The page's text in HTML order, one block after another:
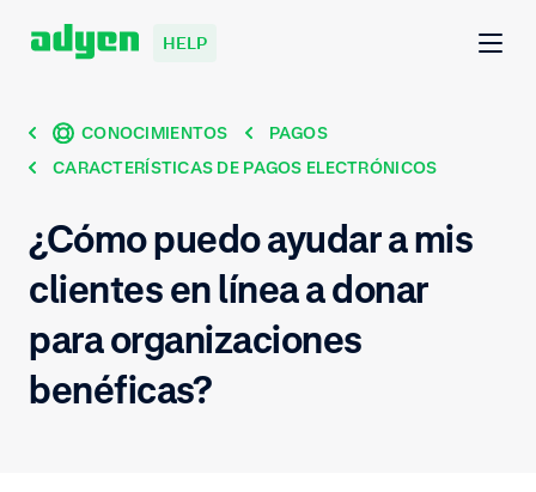
HELP
CONOCIMIENTOS
PAGOS
CARACTERÍSTICAS DE PAGOS ELECTRÓNICOS
¿Cómo puedo ayudar a mis
clientes en línea a donar
para organizaciones
benéficas?